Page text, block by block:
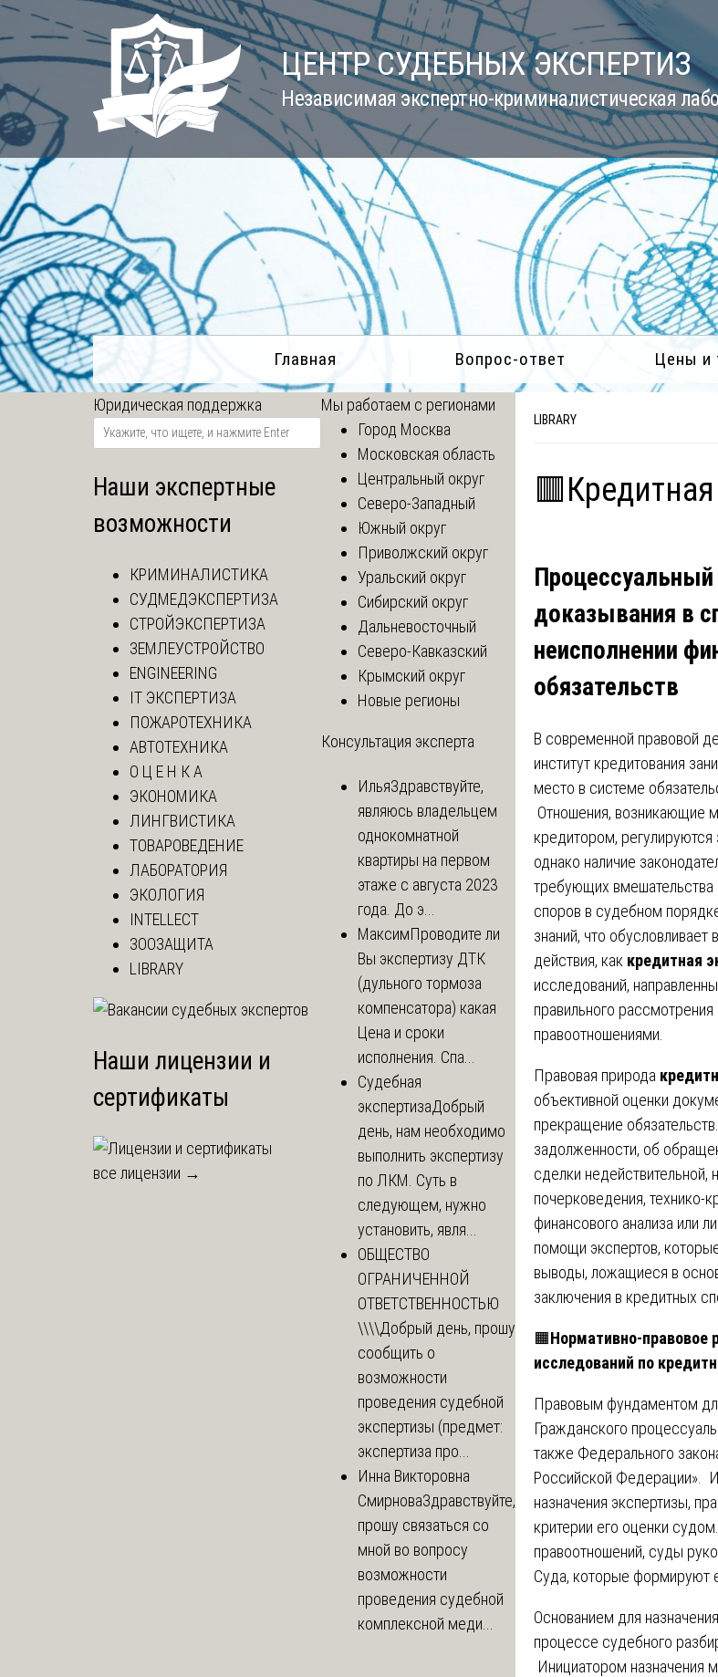
Skip
to
content
ЦЕНТР СУДЕБНЫХ ЭКСПЕРТИЗ
Независимая экспертно-криминалистическая
Главная Вопрос-ответ Цены и
LIBRARY
Процессуальный
доказывания в
неисполнении
обязательств
В современной правовой
институт кредитования
место в системе
Отношения, возникающие
кредитором,
однако наличие
требующих
споров в судебном
знаний, что
действия, как кредитная
исследований,
правильного
правоотношениями.
Правовая природа
объективной оценки
прекращение
задолженности, об
сделки недействительной,
почерковедения, технико-
финансового анализа или
помощи экспертов,
выводы, ложащиеся в
заключения в кредитных
🟧Нормативно-правовое
исследований по
Правовым фундаментом
Гражданского
также Федерального
Российской Федерации».
назначения экспертизы,
критерии его оценки
правоотношений, суды
Суда, которые формируют
Основанием для назначения
процессе судебного
Инициатором назначения
Юридическая поддержка
Наши экспертные
возможности
КРИМИНАЛИСТИКА
СУДМЕДЭКСПЕРТИЗА
СТРОЙЭКСПЕРТИЗА
ЗЕМЛЕУСТРОЙСТВО
ENGINEERING
IT ЭКСПЕРТИЗА
ПОЖАРОТЕХНИКА
АВТОТЕХНИКА
О Ц Е Н К А
ЭКОНОМИКА
ЛИНГВИСТИКА
ТОВАРОВЕДЕНИЕ
ЛАБОРАТОРИЯ
ЭКОЛОГИЯ
INTELLECT
ЗООЗАЩИТА
LIBRARY
Наши лицензии и
сертификаты
все лицензии →
Мы работаем с регионами
Город Москва
Московская область
Центральный округ
Северо-Западный
Южный округ
Приволжский округ
Уральский округ
Сибирский округ
Дальневосточный
Северо-Кавказский
Крымский округ
Новые регионы
Консультация эксперта
ИльяЗдравствуйте,
являюсь владельцем
однокомнатной
квартиры на первом
этаже с августа 2023
года. До э...
МаксимПроводите ли
Вы экспертизу ДТК
(дульного тормоза
компенсатора) какая
Цена и сроки
исполнения. Спа...
Судебная
экспертизаДобрый
день, нам необходимо
выполнить экспертизу
по ЛКМ. Суть в
следующем, нужно
установить, явля...
ОБЩЕСТВО
ОГРАНИЧЕННОЙ
ОТВЕТСТВЕННОСТЬЮ
\\\\Добрый день, прошу
сообщить о
возможности
проведения судебной
экспертизы (предмет:
экспертиза про...
Инна Викторовна
СмирноваЗдравствуйте,
прошу связаться со
мной во вопросу
возможности
проведения судебной
комплексной меди...